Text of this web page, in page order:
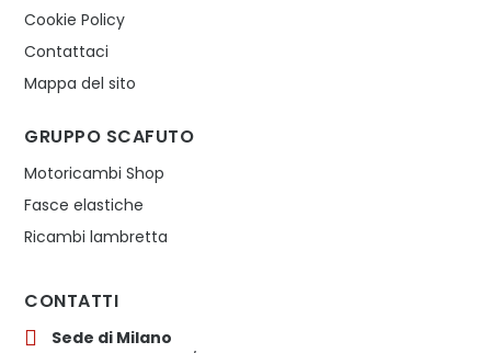
Cookie Policy
Contattaci
Mappa del sito
GRUPPO SCAFUTO
Motoricambi Shop
Fasce elastiche
Ricambi lambretta
CONTATTI
Sede di Milano